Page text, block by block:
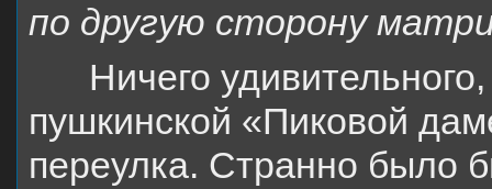
по другую сторону
Ничего
пушкинской «Пиковой
переулка. Странно было